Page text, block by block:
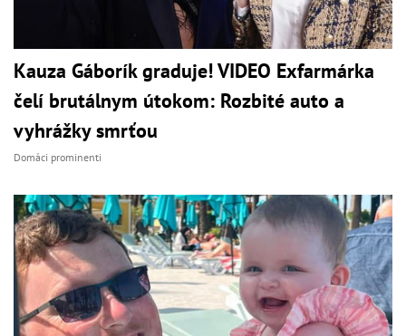
Kauza Gáborík graduje! VIDEO Exfarmárka
čelí brutálnym útokom: Rozbité auto a
vyhrážky smrťou
Domáci prominenti